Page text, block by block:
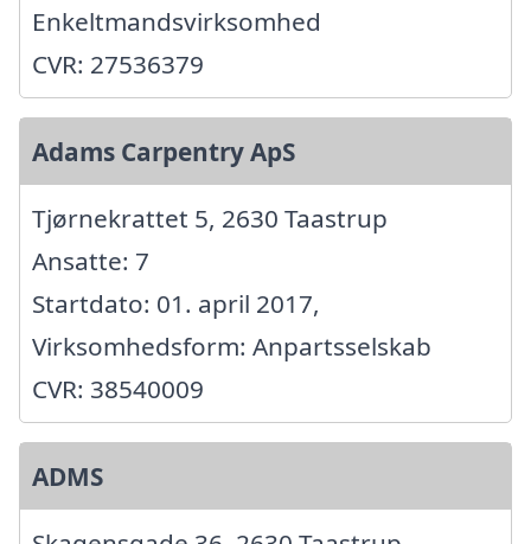
Enkeltmandsvirksomhed
CVR: 27536379
Adams Carpentry ApS
Tjørnekrattet 5, 2630 Taastrup
Ansatte: 7
Startdato: 01. april 2017,
Virksomhedsform: Anpartsselskab
CVR: 38540009
ADMS